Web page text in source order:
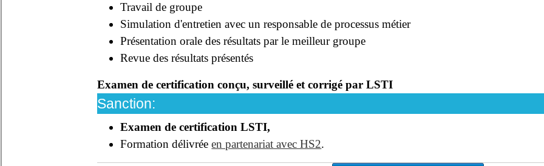
Travail de groupe
Simulation d'entretien avec un responsable de processus métier
Présentation orale des résultats par le meilleur groupe
Revue des résultats présentés
Examen de certification conçu, surveillé et corrigé par LSTI
Sanction:
Examen de certification LSTI,
Formation délivréeen partenariat avec HS2.